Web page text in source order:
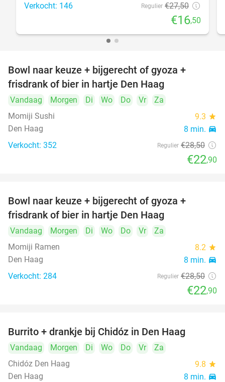
Verkocht: 146 Regulier €27,50
€16,50
Bowl naar keuze + bijgerecht of gyoza +
frisdrank of bier in hartje Den Haag
Vandaag Morgen Di Wo Do Vr
Za
Momiji Sushi
9.3 star
Den Haag 8 min. directions_car
Verkocht: 352 Regulier €28,50
€22,90
Bowl naar keuze + bijgerecht of gyoza +
frisdrank of bier in hartje Den Haag
Vandaag Morgen Di Wo Do Vr
Za
Momiji Ramen
8.2 star
Den Haag 8 min. directions_car
Verkocht: 284 Regulier €28,50
€22,90
Burrito + drankje bij Chidóz in Den Haag
Vandaag Morgen Di Wo Do Vr
Za
Chidóz Den Haag
9.8 star
Den Haag 8 min. directions_car